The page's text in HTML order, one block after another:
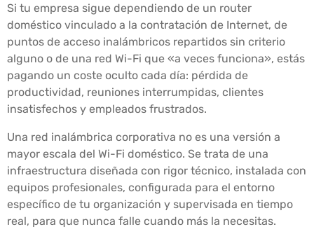
Si tu empresa sigue dependiendo de un router
doméstico vinculado a la contratación de Internet, de
puntos de acceso inalámbricos repartidos sin criterio
alguno o de una red Wi-Fi que «a veces funciona», estás
pagando un coste oculto cada día: pérdida de
productividad, reuniones interrumpidas, clientes
insatisfechos y empleados frustrados.
Una red inalámbrica corporativa no es una versión a
mayor escala del Wi-Fi doméstico. Se trata de una
infraestructura diseñada con rigor técnico, instalada con
equipos profesionales, configurada para el entorno
específico de tu organización y supervisada en tiempo
real, para que nunca falle cuando más la necesitas.